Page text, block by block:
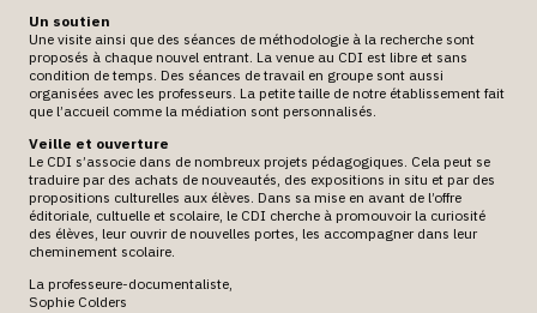
Un soutien
Une visite ainsi que des séances de méthodologie à la recherche sont
proposés à chaque nouvel entrant. La venue au CDI est libre et sans
condition de temps. Des séances de travail en groupe sont aussi
organisées avec les professeurs. La petite taille de notre établissement fait
que l’accueil comme la médiation sont personnalisés.
Veille et ouverture
Le CDI s’associe dans de nombreux projets pédagogiques. Cela peut se
traduire par des achats de nouveautés, des expositions in situ et par des
propositions culturelles aux élèves. Dans sa mise en avant de l’offre
éditoriale, cultuelle et scolaire, le CDI cherche à promouvoir la curiosité
des élèves, leur ouvrir de nouvelles portes, les accompagner dans leur
cheminement scolaire.
La professeure-documentaliste,
Sophie Colders